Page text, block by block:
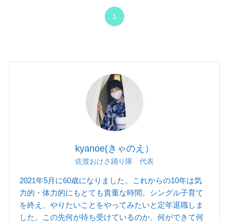
1
kyanoe(きゃのえ）
佐渡おけさ踊り隊 代表
2021年5月に60歳になりました。これからの10年は気
力的・体力的にもとても貴重な時間。シングル子育て
を終え、やりたいことをやってみたいと定年退職しま
した。この先何が待ち受けているのか、何ができて何